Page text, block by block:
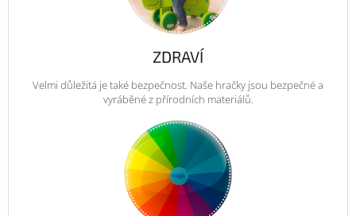
ZDRAVÍ
Velmi důležitá je také bezpečnost. Naše hračky jsou bezpečné a
vyráběné z přírodních materiálů.